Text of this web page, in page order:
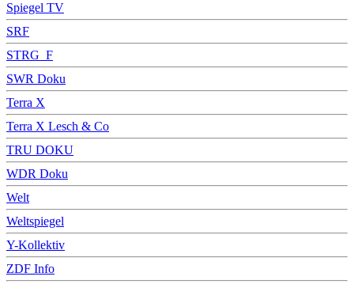
Spiegel TV
SRF
STRG_F
SWR Doku
Terra X
Terra X Lesch & Co
TRU DOKU
WDR Doku
Welt
Weltspiegel
Y-Kollektiv
ZDF Info